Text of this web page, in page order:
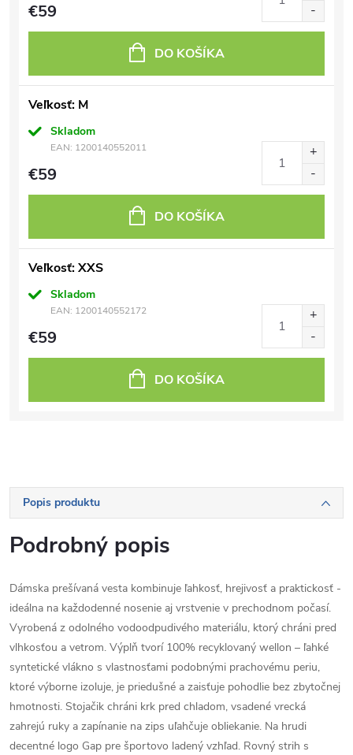
€59
DO KOŠÍKA
Veľkosť: M
Skladom
EAN: 1200140552011
€59
DO KOŠÍKA
Veľkosť: XXS
Skladom
EAN: 1200140552172
€59
DO KOŠÍKA
Popis produktu
Podrobný popis
Dámska prešívaná vesta kombinuje ľahkosť, hrejivosť a praktickosť -
ideálna na každodenné nosenie aj vrstvenie v prechodnom počasí.
Vyrobená z odolného vodoodpudivého materiálu, ktorý chráni pred
vlhkosťou a vetrom. Výplň tvorí 100% recyklovaný wellon – ľahké
syntetické vlákno s vlastnosťami podobnými prachovému periu,
ktoré výborne izoluje, je priedušné a zaisťuje pohodlie bez zbytočnej
hmotnosti. Stojačik chráni krk pred chladom, vsadené vrecká
zahrejú ruky a zapínanie na zips uľahčuje obliekanie. Na hrudi
decentné logo Gap pre športovo ladený vzhľad. Rovný strih s